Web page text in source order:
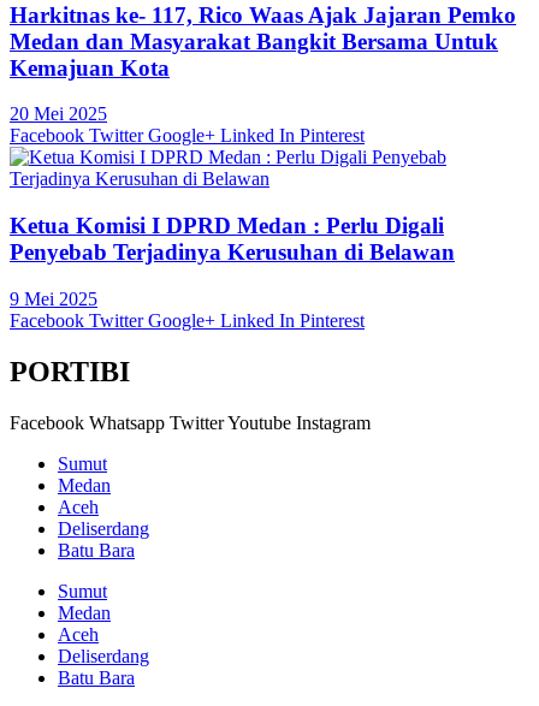
Harkitnas ke- 117, Rico Waas Ajak Jajaran Pemko
Medan dan Masyarakat Bangkit Bersama Untuk
Kemajuan Kota
20 Mei 2025
Facebook Twitter Google+ Linked In Pinterest
Ketua Komisi I DPRD Medan : Perlu Digali
Penyebab Terjadinya Kerusuhan di Belawan
9 Mei 2025
Facebook Twitter Google+ Linked In Pinterest
PORTIBI
Facebook Whatsapp TwitterYoutube Instagram
Sumut
Medan
Aceh
Deliserdang
Batu Bara
Sumut
Medan
Aceh
Deliserdang
Batu Bara